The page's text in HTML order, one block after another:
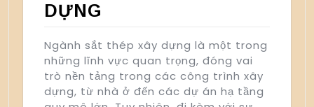
DỰNG
Ngành sắt thép xây dựng là một trong
những lĩnh vực quan trọng, đóng vai
trò nền tảng trong các công trình xây
dựng, từ nhà ở đến các dự án hạ tầng